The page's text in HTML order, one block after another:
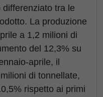
tra le
La produzione
a 1,2 milioni di
del 12,3% su
aprile, il
di tonnellate,
rispetto ai primi